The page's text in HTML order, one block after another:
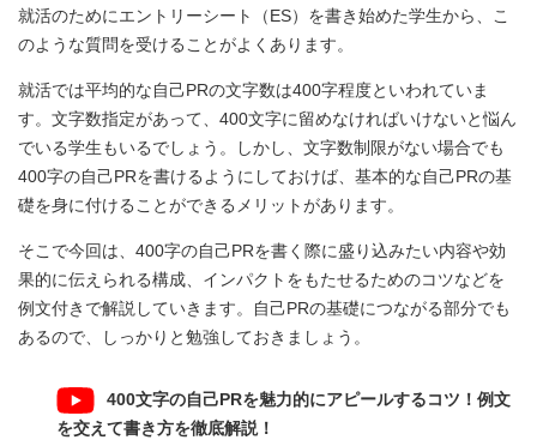
就活のためにエントリーシート（ES）を書き始めた学生から、こ
のような質問を受けることがよくあります。
就活では平均的な自己PRの文字数は400字程度といわれていま
す。文字数指定があって、400文字に留めなければいけないと悩ん
でいる学生もいるでしょう。しかし、文字数制限がない場合でも
400字の自己PRを書けるようにしておけば、基本的な自己PRの基
礎を身に付けることができるメリットがあります。
そこで今回は、400字の自己PRを書く際に盛り込みたい内容や効
果的に伝えられる構成、インパクトをもたせるためのコツなどを
例文付きで解説していきます。自己PRの基礎につながる部分でも
あるので、しっかりと勉強しておきましょう。
400文字の自己PRを魅力的にアピールするコツ！例文
を交えて書き方を徹底解説！